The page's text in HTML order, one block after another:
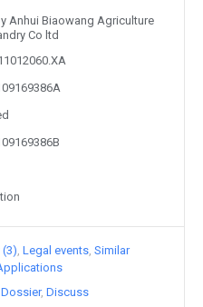
Anhui Biaowang Agriculture
Co ltd
(3) Legal events Similar
Discuss